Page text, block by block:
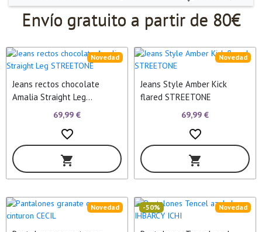
Envío gratuito a partir de 80€
Jeans rectos chocolate
Amalia Straight Leg
STREETONE
Novedad
69,99 €
favorite_border
shopping_cart
Jeans Style Amber Kick
flared STREETONE
Novedad
69,99 €
favorite_border
shopping_cart
Novedad Novedad
-50%